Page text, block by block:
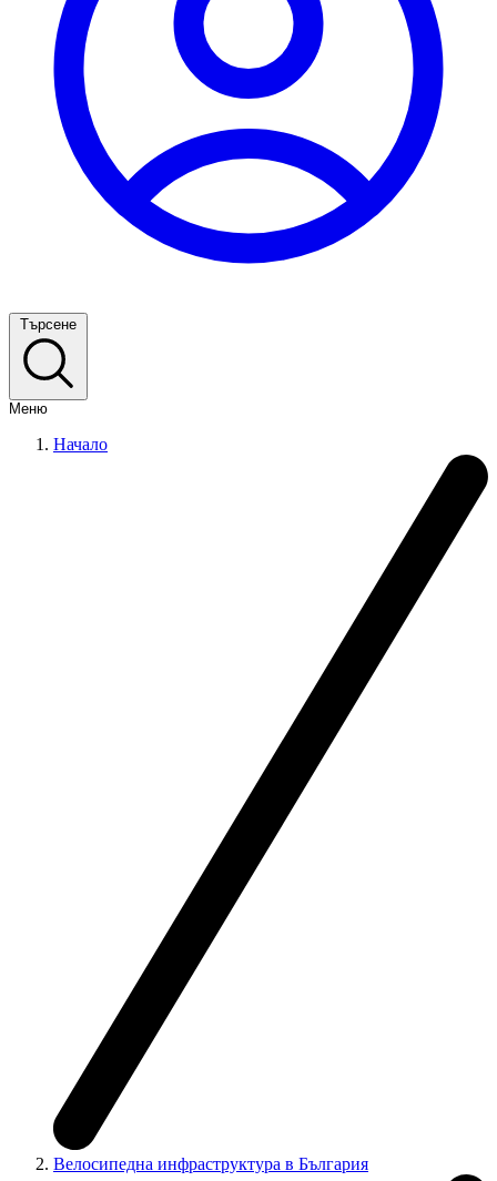
Търсене
Меню
Начало
Велосипедна инфраструктура в България